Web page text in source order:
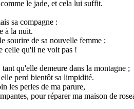
le jade, et cela lui suffit.
sa compagne :
à la nuit.
sourire de sa nouvelle femme ;
celle qu'il ne voit pas !
qu'elle demeure dans la montagne ;
perd bientôt sa limpidité.
les perles de ma parure,
pour réparer ma maison de